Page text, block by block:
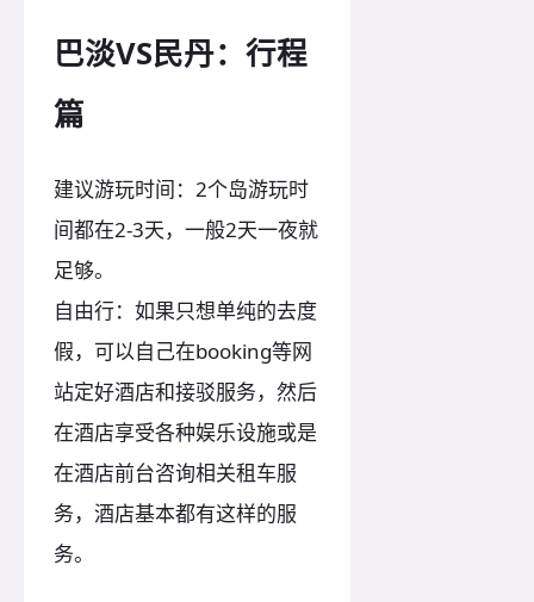
巴淡VS民丹：行程
篇
建议游玩时间：2个岛游玩时
间都在2-3天，一般2天一夜就
足够。
自由行：如果只想单纯的去度
假，可以自己在booking等网
站定好酒店和接驳服务，然后
在酒店享受各种娱乐设施或是
在酒店前台咨询相关租车服
务，酒店基本都有这样的服
务。